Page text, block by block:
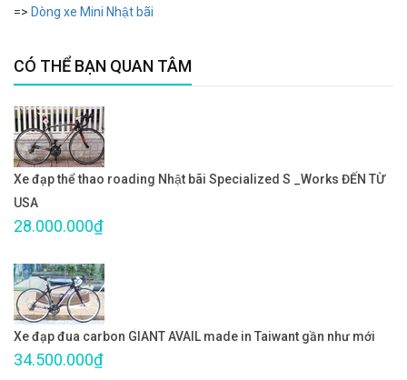
=> Dòng xe Mini Nhật bãi
CÓ THỂ BẠN QUAN TÂM
Xe đạp thể thao roading Nhật bãi Specialized S _Works ĐẾN TỪ
USA
28.000.000₫
Xe đạp đua carbon GIANT AVAIL made in Taiwant gần như mới
34.500.000₫